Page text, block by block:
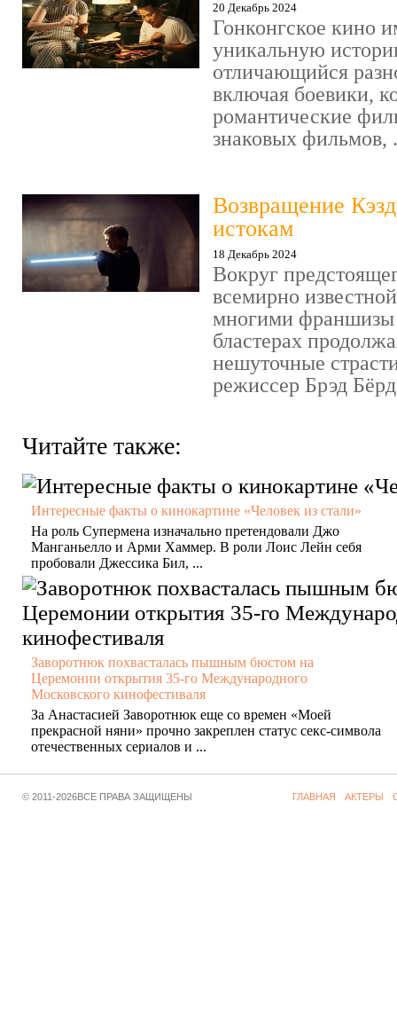
20 Декабрь 2024
Гонконгское кино
уникальную
отличающийся
включая боевики,
романтические
знаковых фильмов,
Возвращение
истокам
18 Декабрь 2024
Вокруг
всемирно
многими франшизы
бластерах
нешуточные
режиссер Брэд
Читайте также:
Интересные факты о кинокартине «Человек из стали»
На роль Супермена изначально претендовали Джо
Манганьелло и Арми Хаммер. В роли Лоис Лейн себя
пробовали Джессика Бил, ...
Заворотнюк похвасталась пышным бюстом на
Церемонии открытия 35-го Международного
Московского кинофестиваля
За Анастасией Заворотнюк еще со времен «Моей
прекрасной няни» прочно закреплен статус секс-символа
отечественных сериалов и ...
© 2011-2026ВСЕ ПРАВА ЗАЩИЩЕНЫ ГЛАВНАЯ АКТЕРЫ